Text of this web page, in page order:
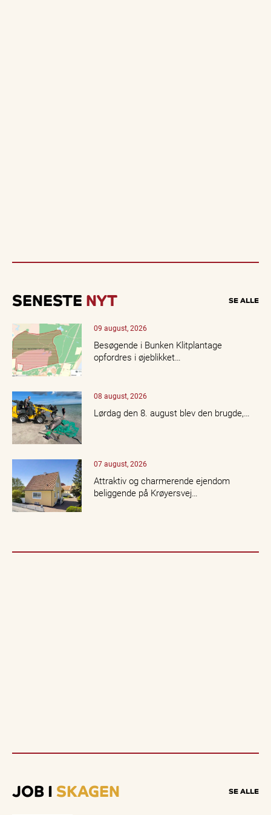
SENESTE NYT SE ALLE
09 august, 2026
Besøgende i Bunken Klitplantage
opfordres i øjeblikket…
08 august, 2026
Lørdag den 8. august blev den brugde,…
07 august, 2026
Attraktiv og charmerende ejendom
beliggende på Krøyersvej…
JOB I SKAGEN SE ALLE